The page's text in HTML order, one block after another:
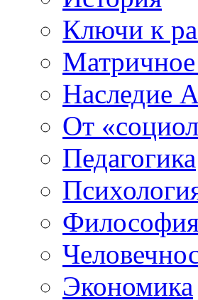
Ключи к
Наследие
От
Педагогика
Экономика